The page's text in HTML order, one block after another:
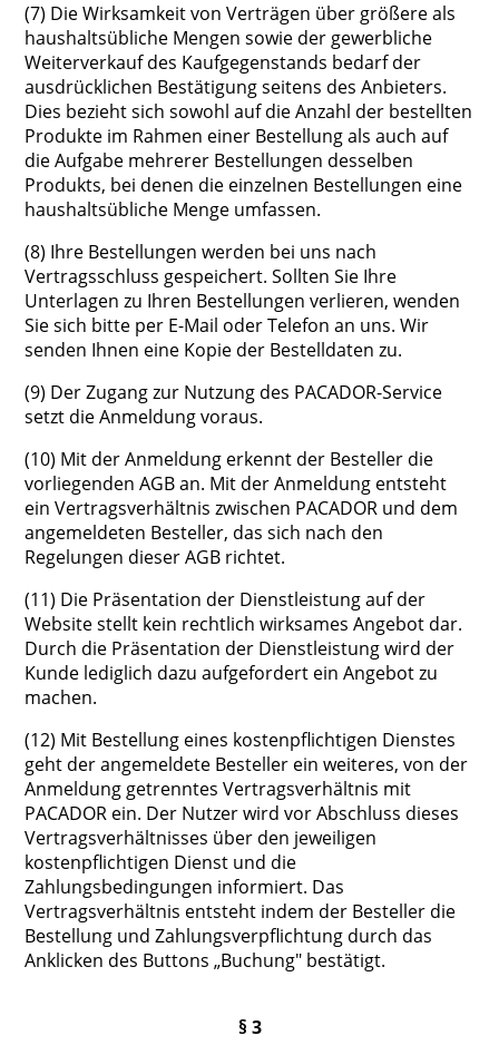
(7) Die Wirksamkeit von Verträgen über größere als
haushaltsübliche Mengen sowie der gewerbliche
Weiterverkauf des Kaufgegenstands bedarf der
ausdrücklichen Bestätigung seitens des Anbieters.
Dies bezieht sich sowohl auf die Anzahl der bestellten
Produkte im Rahmen einer Bestellung als auch auf
die Aufgabe mehrerer Bestellungen desselben
Produkts, bei denen die einzelnen Bestellungen eine
haushaltsübliche Menge umfassen.
(8) Ihre Bestellungen werden bei uns nach
Vertragsschluss gespeichert. Sollten Sie Ihre
Unterlagen zu Ihren Bestellungen verlieren, wenden
Sie sich bitte per E-Mail oder Telefon an uns. Wir
senden Ihnen eine Kopie der Bestelldaten zu.
(9) Der Zugang zur Nutzung des PACADOR-Service
setzt die Anmeldung voraus.
(10) Mit der Anmeldung erkennt der Besteller die
vorliegenden AGB an. Mit der Anmeldung entsteht
ein Vertragsverhältnis zwischen PACADOR und dem
angemeldeten Besteller, das sich nach den
Regelungen dieser AGB richtet.
(11) Die Präsentation der Dienstleistung auf der
Website stellt kein rechtlich wirksames Angebot dar.
Durch die Präsentation der Dienstleistung wird der
Kunde lediglich dazu aufgefordert ein Angebot zu
machen.
(12) Mit Bestellung eines kostenpflichtigen Dienstes
geht der angemeldete Besteller ein weiteres, von der
Anmeldung getrenntes Vertragsverhältnis mit
PACADOR ein. Der Nutzer wird vor Abschluss dieses
Vertragsverhältnisses über den jeweiligen
kostenpflichtigen Dienst und die
Zahlungsbedingungen informiert. Das
Vertragsverhältnis entsteht indem der Besteller die
Bestellung und Zahlungsverpflichtung durch das
Anklicken des Buttons „Buchung" bestätigt.
§ 3